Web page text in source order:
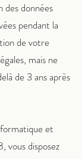
données
pendant la
de votre
mais ne
de 3 ans après
et
vous disposez